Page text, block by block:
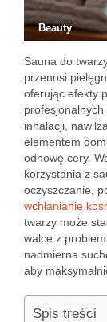
Beauty
Sauna do
przenosi
oferując efekty
inhalacji,
elementem
odnowę cery.
korzystania z
oczyszczanie,
wchłanianie
twarzy może
walce z
nadmierna
aby
Spis treści